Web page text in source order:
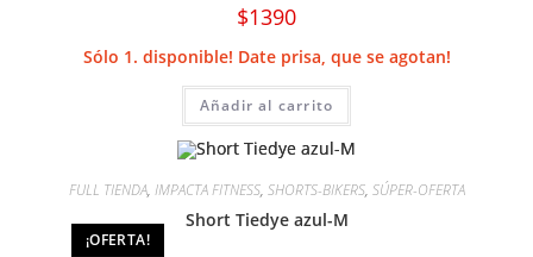
$1390
Sólo 1. disponible! Date prisa, que se agotan!
Añadir al carrito
¡OFERTA!
FULL TIENDA, IMPACTA FITNESS, SHORTS-BIKERS, SÚPER-OFERTA
Short Tiedye azul-M